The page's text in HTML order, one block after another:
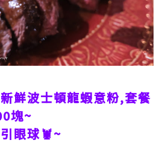
鮮波士頓龍蝦意粉,套餐
塊~
眼球🦞~